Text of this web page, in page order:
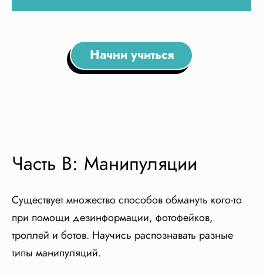
Начни учиться
Часть B: Манипуляции
Существует множество способов обмануть кого-то
при помощи дезинформации, фотофейков,
троллей и ботов. Научись распознавать разные
типы манипуляций.